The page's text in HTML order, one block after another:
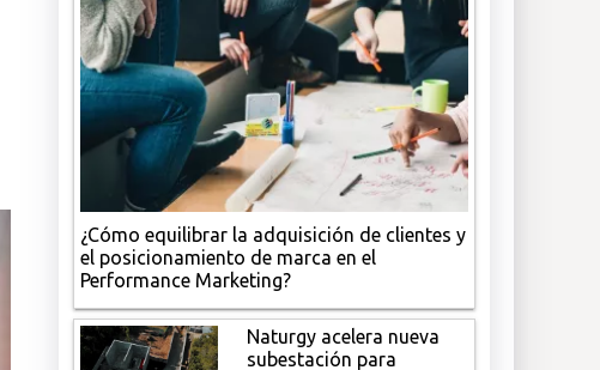
¿Cómo equilibrar la adquisición de clientes y
el posicionamiento de marca en el
Performance Marketing?
Naturgy acelera nueva
subestación para